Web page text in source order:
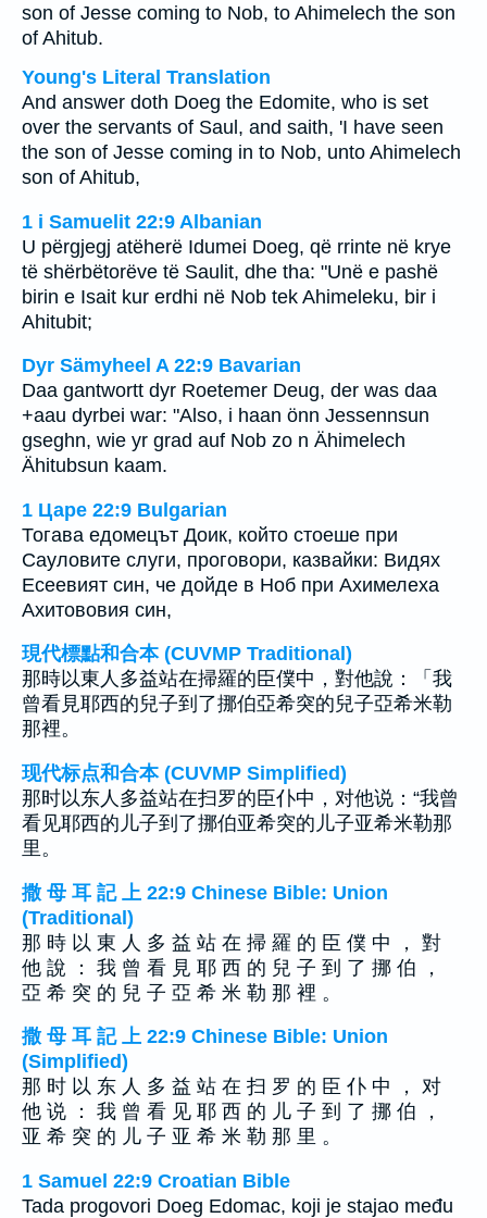
son of Jesse coming to Nob, to Ahimelech the son
of Ahitub.
Young's Literal Translation
And answer doth Doeg the Edomite, who is set
over the servants of Saul, and saith, 'I have seen
the son of Jesse coming in to Nob, unto Ahimelech
son of Ahitub,
1 i Samuelit 22:9 Albanian
U përgjegj atëherë Idumei Doeg, që rrinte në krye
të shërbëtorëve të Saulit, dhe tha: "Unë e pashë
birin e Isait kur erdhi në Nob tek Ahimeleku, bir i
Ahitubit;
Dyr Sämyheel A 22:9 Bavarian
Daa gantwortt dyr Roetemer Deug, der was daa
+aau dyrbei war: "Also, i haan önn Jessennsun
gseghn, wie yr grad auf Nob zo n Ähimelech
Ähitubsun kaam.
1 Царе 22:9 Bulgarian
Тогава едомецът Доик, който стоеше при
Сауловите слуги, проговори, казвайки: Видях
Есеевият син, че дойде в Ноб при Ахимелеха
Ахитововия син,
現代標點和合本 (CUVMP Traditional)
那時以東人多益站在掃羅的臣僕中，對他說：「我
曾看見耶西的兒子到了挪伯亞希突的兒子亞希米勒
那裡。
现代标点和合本 (CUVMP Simplified)
那时以东人多益站在扫罗的臣仆中，对他说：“我曾
看见耶西的儿子到了挪伯亚希突的儿子亚希米勒那
里。
撒 母 耳 記 上 22:9 Chinese Bible: Union
(Traditional)
那 時 以 東 人 多 益 站 在 掃 羅 的 臣 僕 中 ， 對
他 說 ： 我 曾 看 見 耶 西 的 兒 子 到 了 挪 伯 ，
亞 希 突 的 兒 子 亞 希 米 勒 那 裡 。
撒 母 耳 記 上 22:9 Chinese Bible: Union
(Simplified)
那 时 以 东 人 多 益 站 在 扫 罗 的 臣 仆 中 ， 对
他 说 ： 我 曾 看 见 耶 西 的 儿 子 到 了 挪 伯 ，
亚 希 突 的 儿 子 亚 希 米 勒 那 里 。
1 Samuel 22:9 Croatian Bible
Tada progovori Doeg Edomac, koji je stajao među